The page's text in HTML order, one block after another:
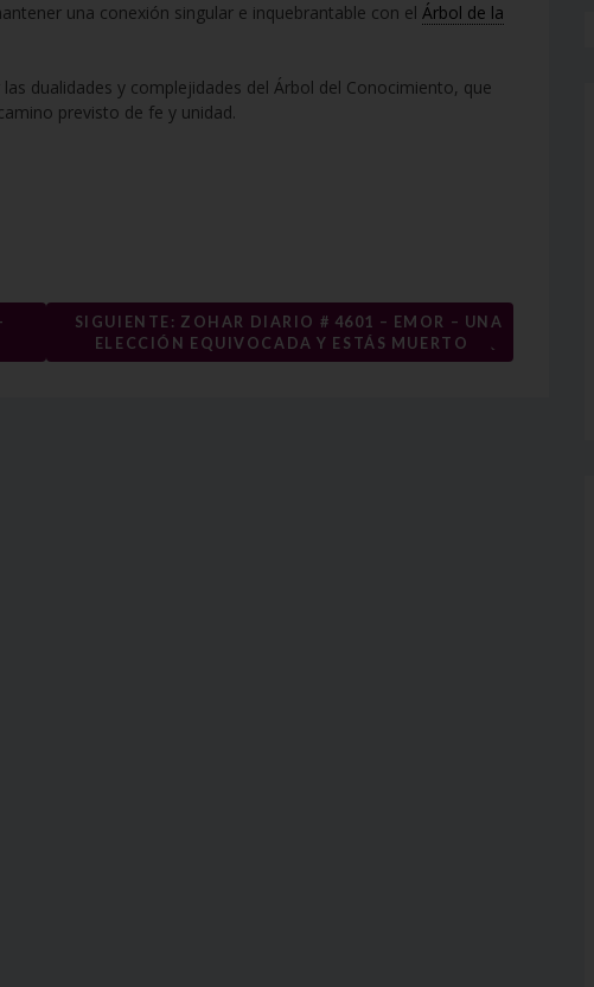
una conexión singular e inquebrantable con el Árbol de la
dualidades y complejidades del Árbol del Conocimiento, que
previsto de fe y unidad.
SIGUIENTE: ZOHAR DIARIO # 4601 – EMOR – UNA
ELECCIÓN EQUIVOCADA Y ESTÁS MUERTO
→